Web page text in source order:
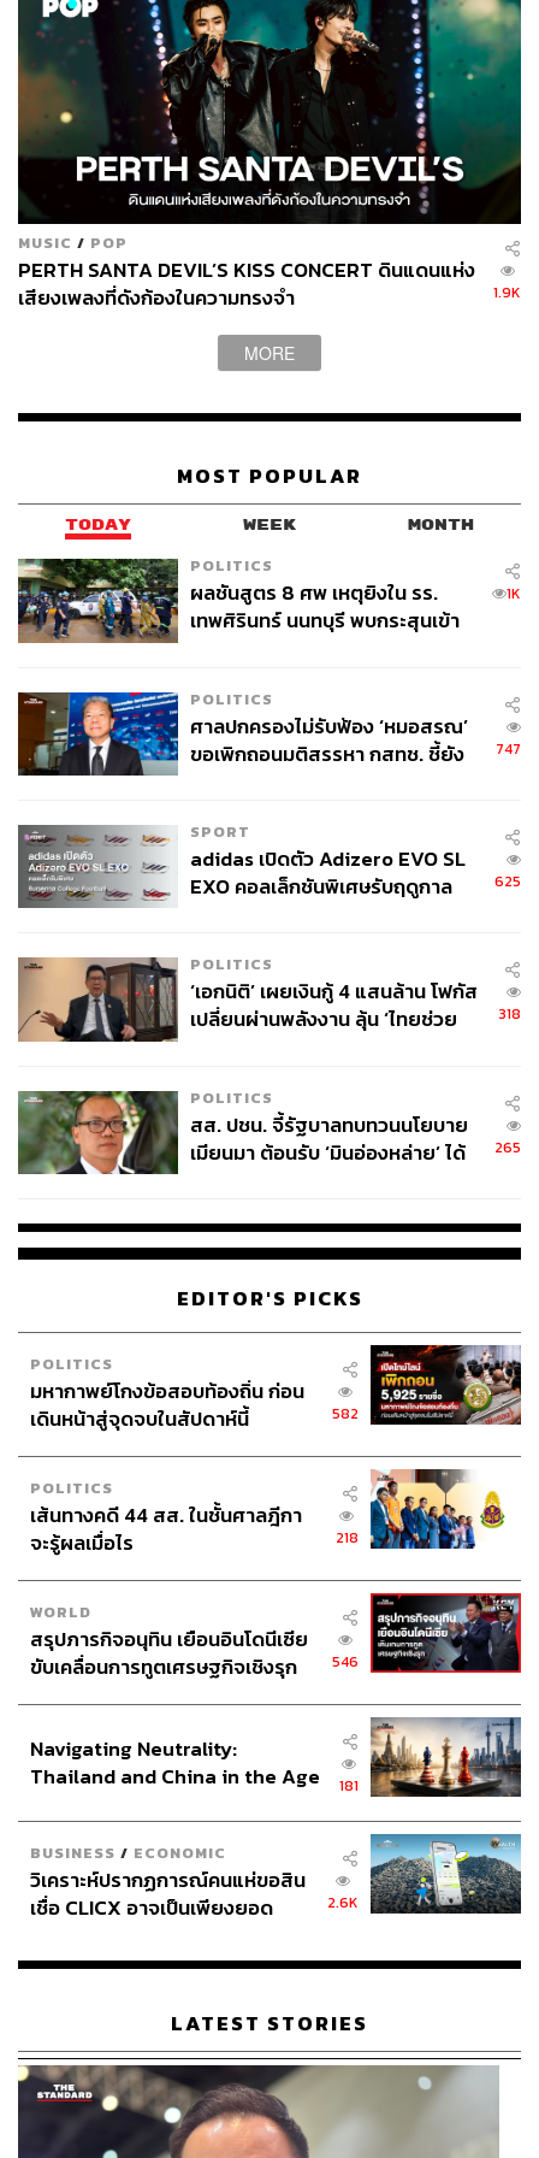
MUSIC / POP
PERTH SANTA DEVIL’S KISS CONCERT ดินแดนแห่ง
เสียงเพลงที่ดังก้องในความทรงจำ
1.9K
MORE
MOST POPULAR
TODAY WEEK MONTH
POLITICS
ผลชันสูตร 8 ศพ เหตุยิงใน รร.
เทพศิรินทร์ นนทบุรี พบกระสุนเข้า
1K
POLITICS
ศาลปกครองไม่รับฟ้อง ‘หมอสรณ’
ขอเพิกถอนมติสรรหา กสทช. ชี้ยัง
747
SPORT
adidas เปิดตัว Adizero EVO SL
EXO คอลเล็กชันพิเศษรับฤดูกาล
625
POLITICS
‘เอกนิติ’ เผยเงินกู้ 4 แสนล้าน โฟกัส
เปลี่ยนผ่านพลังงาน ลุ้น ‘ไทยช่วย
318
POLITICS
สส. ปชน. จี้รัฐบาลทบทวนนโยบาย
เมียนมา ต้อนรับ ‘มินอ่องหล่าย’ ได้
265
EDITOR'S PICKS
POLITICS
มหากาพย์โกงข้อสอบท้องถิ่น ก่อน
เดินหน้าสู่จุดจบในสัปดาห์นี้
582
POLITICS
เส้นทางคดี 44 สส. ในชั้นศาลฎีกา
จะรู้ผลเมื่อไร
218
WORLD
สรุปภารกิจอนุทิน เยือนอินโดนีเซีย
ขับเคลื่อนการทูตเศรษฐกิจเชิงรุก
546
Navigating Neutrality:
Thailand and China in the Age
181
BUSINESS / ECONOMIC
วิเคราะห์ปรากฏการณ์คนแห่ขอสิน
เชื่อ CLICX อาจเป็นเพียงยอด
เรือนไทยที่ถูกซุกไว้
2.6K
LATEST STORIES